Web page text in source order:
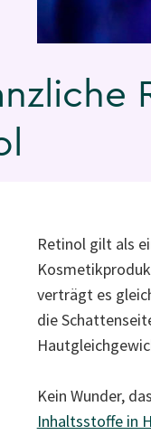
Retinol gilt als
verträgt es
die
Kein Wunder,
Inhaltsstoffe in